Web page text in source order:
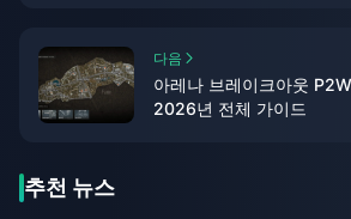
다음
아레나 브레이크아웃
2026년 전체 가이드
추천 뉴스